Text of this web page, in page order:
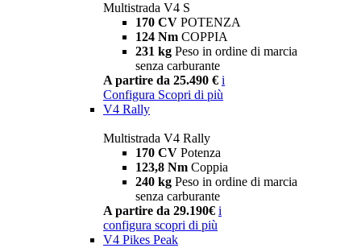
Multistrada V4 S
170 CV POTENZA
124 Nm COPPIA
231 kg Peso in ordine di marcia
senza carburante
A partire da 25.490 € i
Configura Scopri di più
V4 Rally
Multistrada V4 Rally
170 CV Potenza
123,8 Nm Coppia
240 kg Peso in ordine di marcia
senza carburante
A partire da 29.190€ i
configura scopri di più
V4 Pikes Peak